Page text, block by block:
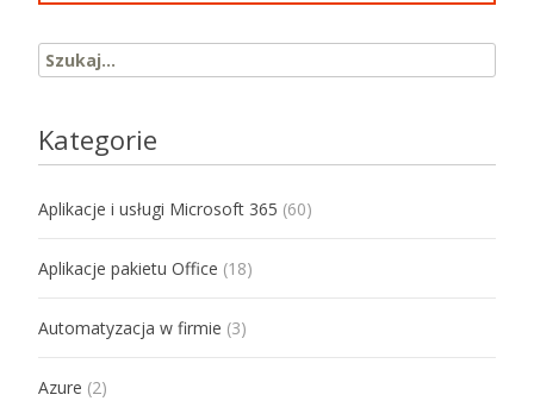
Search for:
Kategorie
Aplikacje i usługi Microsoft 365 (60)
Aplikacje pakietu Office (18)
Automatyzacja w firmie (3)
Azure (2)